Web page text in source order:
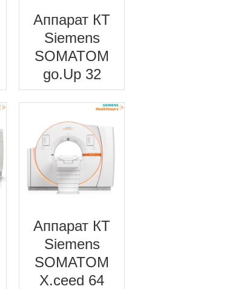
Аппарат КТ
Siemens
SOMATOM
go.Up 32
Аппарат КТ
Siemens
SOMATOM
X.ceed 64